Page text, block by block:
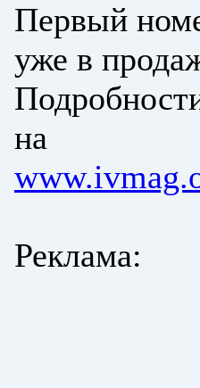
Первый
уже в
на
Реклама: